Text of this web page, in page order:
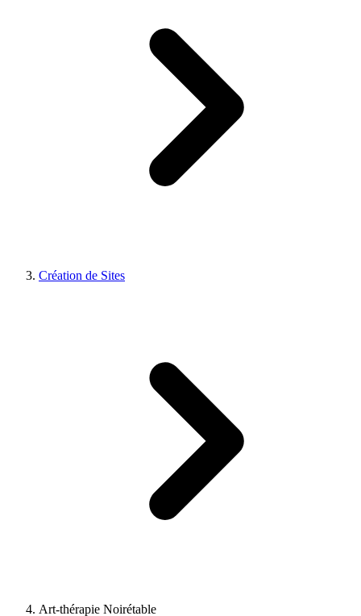
Création de Sites
Art-thérapie Noirétable